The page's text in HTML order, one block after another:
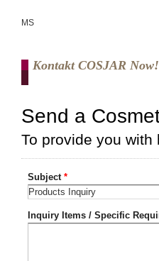
MS
Kontakt COSJAR Now!